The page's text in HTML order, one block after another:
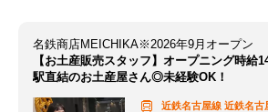
名鉄商店MEICHIKA※2026年9月オープン
【お土産販売スタッフ】オープニング時給
駅直結のお土産屋さん◎未経験OK！
近鉄名古屋線 近鉄名古